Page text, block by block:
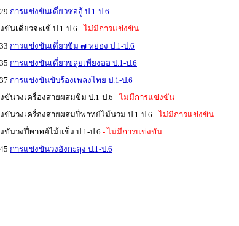
การแข่งขันเดี่ยวซออู้ ป.1-ป.6
ขันเดี่ยวจะเข้ ป.1-ป.6 - ไม่มีการแข่งขัน
การแข่งขันเดี่ยวขิม ๗ หย่อง ป.1-ป.6
การแข่งขันเดี่ยวขลุ่ยเพียงออ ป.1-ป.6
การแข่งขันขับร้องเพลงไทย ป.1-ป.6
ขันวงเครื่องสายผสมขิม ป.1-ป.6 - ไม่มีการแข่งขัน
ขันวงเครื่องสายผสมปี่พาทย์ไม้นวม ป.1-ป.6 - ไม่มีการแข่งขัน
ขันวงปี่พาทย์ไม้แข็ง ป.1-ป.6 - ไม่มีการแข่งขัน
การแข่งขันวงอังกะลุง ป.1-ป.6